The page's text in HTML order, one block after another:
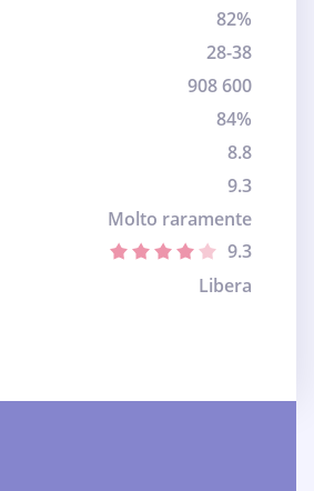
82%
28-38
908 600
84%
8.8
9.3
Molto raramente
9.3
Libera